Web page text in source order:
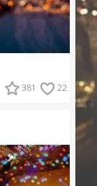
381 22